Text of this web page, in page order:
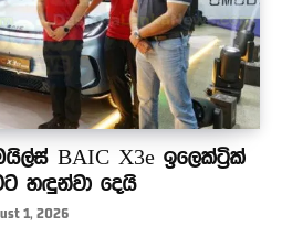
BAIC X3e ඉලෙක්ට්‍රික්
හඳුන්වා දෙයි
1, 2026